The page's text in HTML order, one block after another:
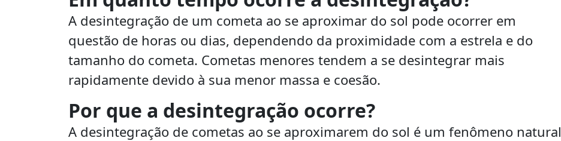
A desintegração de um cometa ao se aproximar do sol pode ocorrer em
questão de horas ou dias, dependendo da proximidade com a estrela e do
tamanho do cometa. Cometas menores tendem a se desintegrar mais
rapidamente devido à sua menor massa e coesão.
Por que a desintegração ocorre?
A desintegração de cometas ao se aproximarem do sol é um fenômeno natural